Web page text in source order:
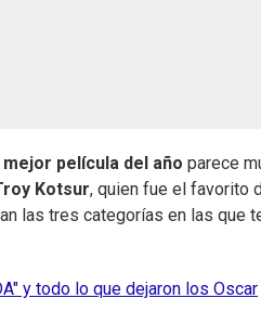
mejor película del año parece
Kotsur, quien fue el favorito
las tres categorías en las que
y todo lo que dejaron los Oscar